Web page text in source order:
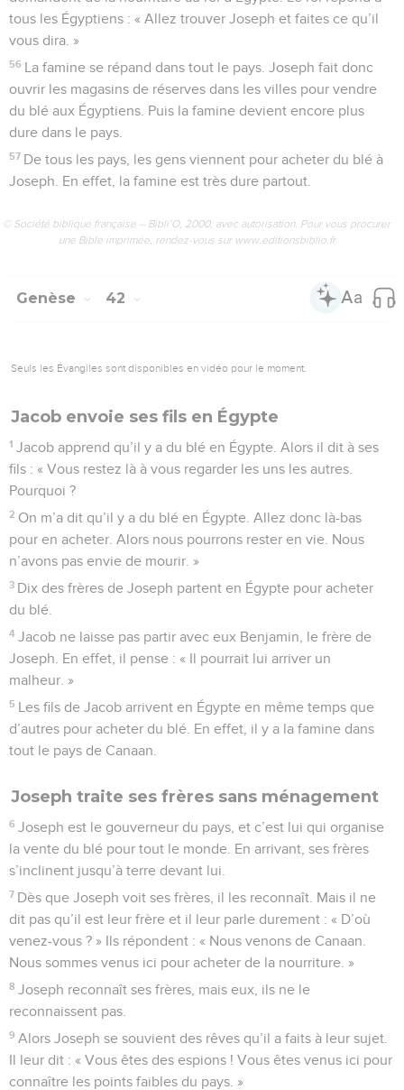
tous les Égyptiens : « Allez trouver Joseph et faites ce qu’il
vous dira. »
56 La famine se répand dans tout le pays. Joseph fait donc
ouvrir les magasins de réserves dans les villes pour vendre
du blé aux Égyptiens. Puis la famine devient encore plus
dure dans le pays.
57 De tous les pays, les gens viennent pour acheter du blé à
Joseph. En effet, la famine est très dure partout.
© Société biblique française – Bibli’O, 2000, avec autorisation. Pour vous procurer
une Bible imprimée, rendez-vous sur www.editionsbiblio.fr
Genèse 42
Seuls les Évangiles sont disponibles en vidéo pour le moment.
Jacob envoie ses fils en Égypte
1 Jacob apprend qu’il y a du blé en Égypte. Alors il dit à ses
fils : « Vous restez là à vous regarder les uns les autres.
Pourquoi ?
2 On m’a dit qu’il y a du blé en Égypte. Allez donc là-bas
pour en acheter. Alors nous pourrons rester en vie. Nous
n’avons pas envie de mourir. »
3 Dix des frères de Joseph partent en Égypte pour acheter
du blé.
4 Jacob ne laisse pas partir avec eux Benjamin, le frère de
Joseph. En effet, il pense : « Il pourrait lui arriver un
malheur. »
5 Les fils de Jacob arrivent en Égypte en même temps que
d’autres pour acheter du blé. En effet, il y a la famine dans
tout le pays de Canaan.
Joseph traite ses frères sans ménagement
6 Joseph est le gouverneur du pays, et c’est lui qui organise
la vente du blé pour tout le monde. En arrivant, ses frères
s’inclinent jusqu’à terre devant lui.
7 Dès que Joseph voit ses frères, il les reconnaît. Mais il ne
dit pas qu’il est leur frère et il leur parle durement : « D’où
venez-vous ? » Ils répondent : « Nous venons de Canaan.
Nous sommes venus ici pour acheter de la nourriture. »
8 Joseph reconnaît ses frères, mais eux, ils ne le
reconnaissent pas.
9 Alors Joseph se souvient des rêves qu’il a faits à leur sujet.
Il leur dit : « Vous êtes des espions ! Vous êtes venus ici pour
connaître les points faibles du pays. »